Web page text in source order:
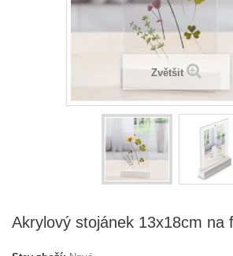
Zvětšit
Akrylový stojánek 13x18cm na